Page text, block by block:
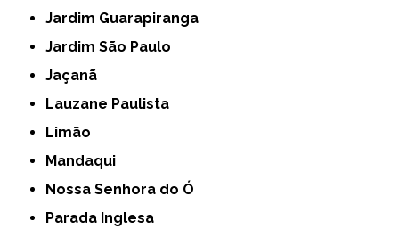
Jardim Guarapiranga
Jardim São Paulo
Jaçanã
Lauzane Paulista
Limão
Mandaqui
Nossa Senhora do Ó
Parada Inglesa